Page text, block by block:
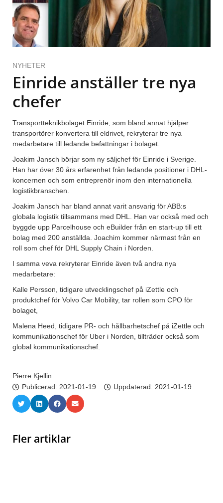
NYHETER
Einride anställer tre nya
chefer
Transportteknikbolaget Einride, som bland annat hjälper
transportörer konvertera till eldrivet, rekryterar tre nya
medarbetare till ledande befattningar i bolaget.
Joakim Jansch börjar som ny säljchef för Einride i Sverige.
Han har över 30 års erfarenhet från ledande positioner i DHL-
koncernen och som entreprenör inom den internationella
logistikbranschen.
Joakim Jansch har bland annat varit ansvarig för ABB:s
globala logistik tillsammans med DHL. Han var också med och
byggde upp Parcelhouse och eBuilder från en start-up till ett
bolag med 200 anställda. Joachim kommer närmast från en
roll som chef för DHL Supply Chain i Norden.
I samma veva rekryterar Einride även två andra nya
medarbetare:
Kalle Persson, tidigare utvecklingschef på iZettle och
produktchef för Volvo Car Mobility, tar rollen som CPO för
bolaget,
Malena Heed, tidigare PR- och hållbarhetschef på iZettle och
kommunikationschef för Uber i Norden, tillträder också som
global kommunikationschef.
Pierre Kjellin
Publicerad: 2021-01-19 Uppdaterad: 2021-01-19
Fler artiklar